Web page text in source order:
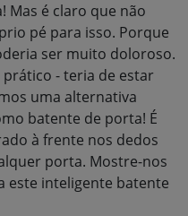
Mas é claro que não
pé para isso. Porque
ser muito doloroso.
- teria de estar
uma alternativa
batente de porta! É
à frente nos dedos
porta. Mostre-nos
este inteligente batente